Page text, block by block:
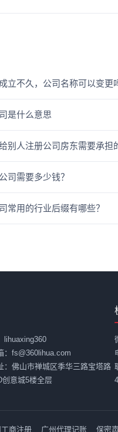
立不久，公司名称可以变更
是什么意思
别人注册公司房东需要承担
司需要多少钱？
常用的行业后缀有哪些？
lihuaxing360
：fs@360lihua.com
：佛山市禅城区季华三路宝塔路
创意城5楼全层
工商注册 广州代理记账 保密